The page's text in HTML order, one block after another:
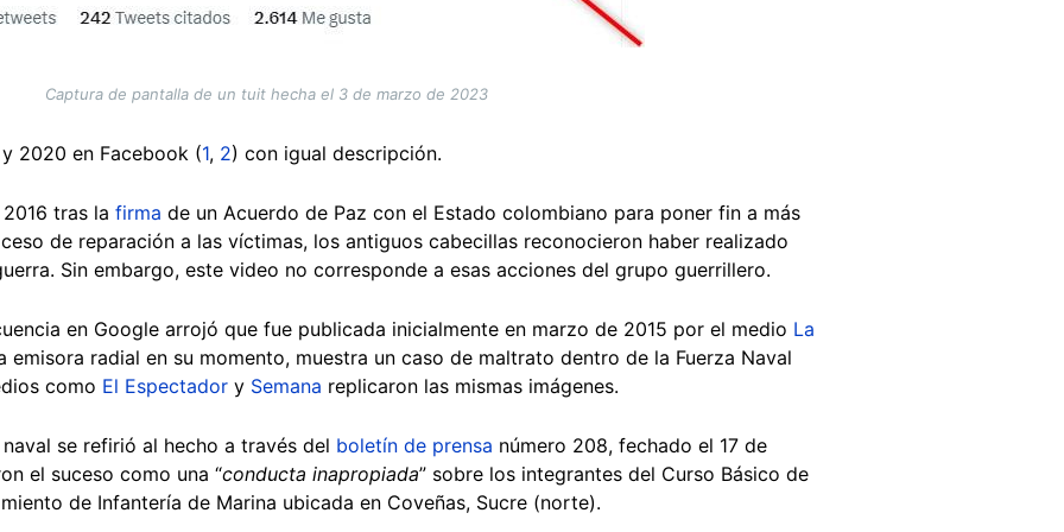
Captura de pantalla de un tuit hecha el 3 de marzo de 2023
2020 en Facebook (1, 2) con igual descripción.
tras la firma de un Acuerdo de Paz con el Estado colombiano para poner fin a más
de reparación a las víctimas, los antiguos cabecillas reconocieron haber realizado
Sin embargo, este video no corresponde a esas acciones del grupo guerrillero.
en Google arrojó que fue publicada inicialmente en marzo de 2015 por el medio La
emisora radial en su momento, muestra un caso de maltrato dentro de la Fuerza Naval
como El Espectador y Semana replicaron las mismas imágenes.
se refirió al hecho a través del boletín de prensa número 208, fechado el 17 de
el suceso como una “conducta inapropiada” sobre los integrantes del Curso Básico de
de Infantería de Marina ubicada en Coveñas, Sucre (norte).